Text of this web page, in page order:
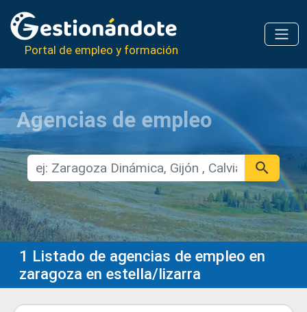
Portal de empleo y formación
Agencias de empleo
1 Listado de agencias de empleo en
zaragoza en estella/lizarra